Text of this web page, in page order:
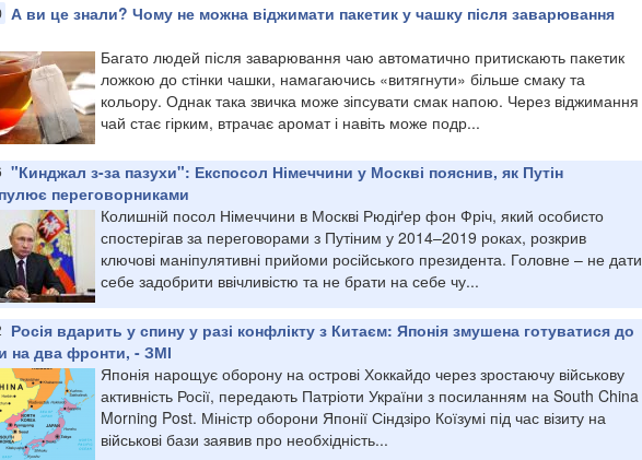
А ви це знали? Чому не можна віджимати пакетик у чашку після заварювання
Багато людей після заварювання чаю автоматично притискають пакетик
ложкою до стінки чашки, намагаючись «витягнути» більше смаку та
кольору. Однак така звичка може зіпсувати смак напою. Через віджимання
чай стає гірким, втрачає аромат і навіть може подр...
"Кинджал з-за пазухи": Експосол Німеччини у Москві пояснив, як Путін
переговорниками
Колишній посол Німеччини в Москві Рюдіґер фон Фріч, який особисто
спостерігав за переговорами з Путіним у 2014–2019 роках, розкрив
ключові маніпулятивні прийоми російського президента. Головне – не дати
себе задобрити ввічливістю та не брати на себе чу...
Росія вдарить у спину у разі конфлікту з Китаєм: Японія змушена готуватися до
на два фронти, - ЗМІ
Японія нарощує оборону на острові Хоккайдо через зростаючу військову
активність Росії, передають Патріоти України з посиланням на South China
Morning Post. Міністр оборони Японії Сіндзіро Коїзумі під час візиту на
військові бази заявив про необхідність...